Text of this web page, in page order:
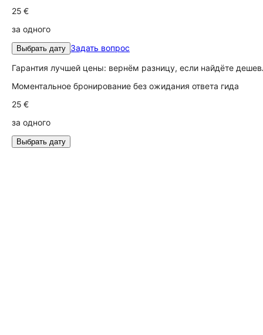
25 €
за одного
Выбрать дату Задать вопрос
Гарантия лучшей цены: вернём разницу, если найдёте
Моментальное бронирование без ожидания ответа гида
25 €
за одного
Выбрать дату